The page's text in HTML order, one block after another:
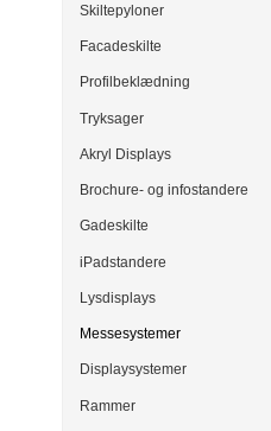
Skiltepyloner
Facadeskilte
Profilbeklædning
Tryksager
Akryl Displays
Brochure- og infostandere
Gadeskilte
iPadstandere
Lysdisplays
Messesystemer
Displaysystemer
Rammer